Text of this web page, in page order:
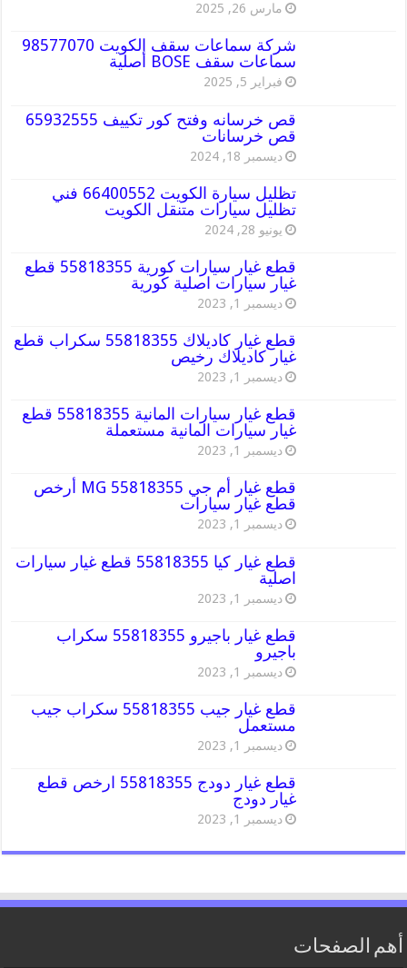
مارس 26, 2025
شركة سماعات سقف الكويت 98577070
سماعات سقف BOSE أصلية
فبراير 5, 2025
قص خرسانه وفتح كور تكييف 65932555
قص خرسانات
ديسمبر 18, 2024
تظليل سيارة الكويت 66400552 فني
تظليل سيارات متنقل الكويت
يونيو 28, 2024
قطع غيار سيارات كورية 55818355 قطع
غيار سيارات اصلية كورية
ديسمبر 1, 2023
قطع غيار كاديلاك 55818355 سكراب قطع
غيار كاديلاك رخيص
ديسمبر 1, 2023
قطع غيار سيارات المانية 55818355 قطع
غيار سيارات المانية مستعملة
ديسمبر 1, 2023
قطع غيار أم جي MG 55818355 أرخص
قطع غيار سيارات
ديسمبر 1, 2023
قطع غيار كيا 55818355 قطع غيار سيارات
اصلية
ديسمبر 1, 2023
قطع غيار باجيرو 55818355 سكراب
باجيرو
ديسمبر 1, 2023
قطع غيار جيب 55818355 سكراب جيب
مستعمل
ديسمبر 1, 2023
قطع غيار دودج 55818355 ارخص قطع
غيار دودج
ديسمبر 1, 2023
أهم الصفحات